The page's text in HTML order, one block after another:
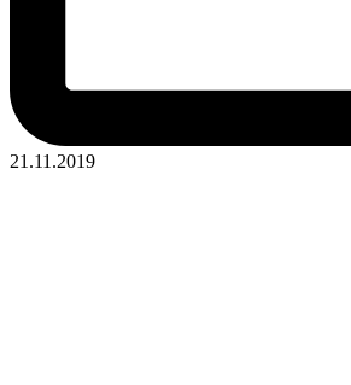
21.11.2019